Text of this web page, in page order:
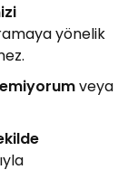
yönelik
veya